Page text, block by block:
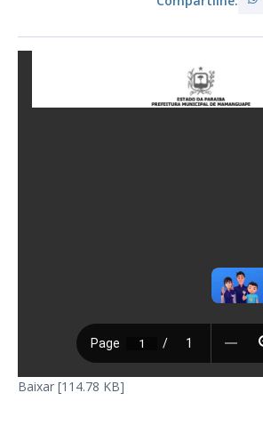
Baixar [114.78 KB]